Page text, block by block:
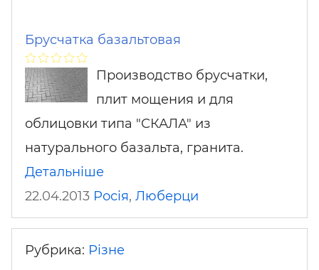
Брусчатка базальтовая
Производство брусчатки,
плит мощения и для
облицовки типа "СКАЛА" из
натурального базальта, гранита.
Детальніше
22.04.2013 Росія, Люберци
Рубрика: Різне